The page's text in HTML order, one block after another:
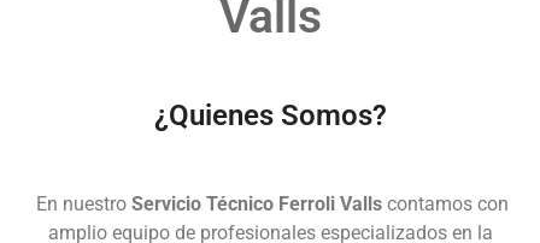
Valls
¿Quienes Somos?
En nuestro Servicio Técnico Ferroli Valls contamos con
amplio equipo de profesionales especializados en la